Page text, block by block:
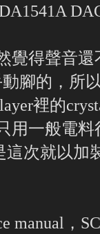
覺得聲音
腳的，所
裡的
用一般電
這次就以加
manual，